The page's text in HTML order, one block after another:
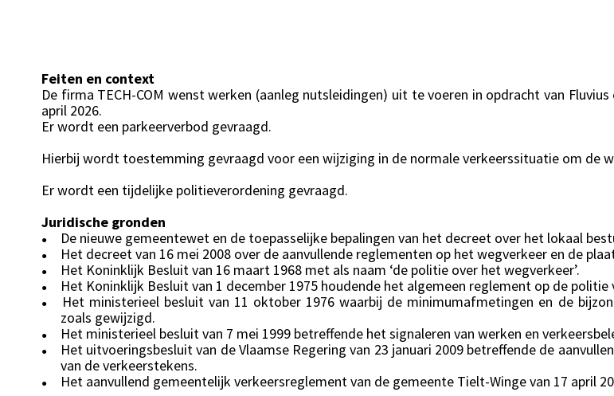
Feiten en context
De firma TECH-COM wenst werken (aanleg nutsleidingen) uit te voeren in opdracht van
april 2026.
Er wordt een parkeerverbod gevraagd.
Hierbij wordt toestemming gevraagd voor een wijziging in de normale verkeerssituatie om de
Er wordt een tijdelijke politieverordening gevraagd.
Juridische gronden
● De nieuwe gemeentewet en de toepasselijke bepalingen van het decreet over het lokaal
● Het decreet van 16 mei 2008 over de aanvullende reglementen op het wegverkeer en de
● Het Koninklijk Besluit van 16 maart 1968 met als naam ‘de politie over het wegverkeer’.
● Het Koninklijk Besluit van 1 december 1975 houdende het algemeen reglement op de
●
Het ministerieel besluit van 11 oktober 1976 waarbij de minimumafmetingen en de
zoals gewijzigd.
● Het ministerieel besluit van 7 mei 1999 betreffende het signaleren van werken en
●
Het uitvoeringsbesluit van de Vlaamse Regering van 23 januari 2009 betreffende de
van de verkeerstekens.
●
Het aanvullend gemeentelijk verkeersreglement van de gemeente Tielt-Winge van 17 april